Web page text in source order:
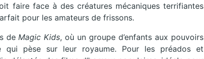
faire face à des créatures mécaniques terrifiantes
pour les amateurs de frissons.
deMagic Kids, où un groupe d’enfants aux pouvoirs
qui pèse sur leur royaume. Pour les préados et